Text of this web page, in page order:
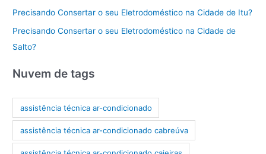
Precisando Consertar o seu Eletrodoméstico na Cidade de Itu?
Precisando Consertar o seu Eletrodoméstico na Cidade de
Salto?
Nuvem de tags
assistência técnica ar-condicionado
assistência técnica ar-condicionado cabreúva